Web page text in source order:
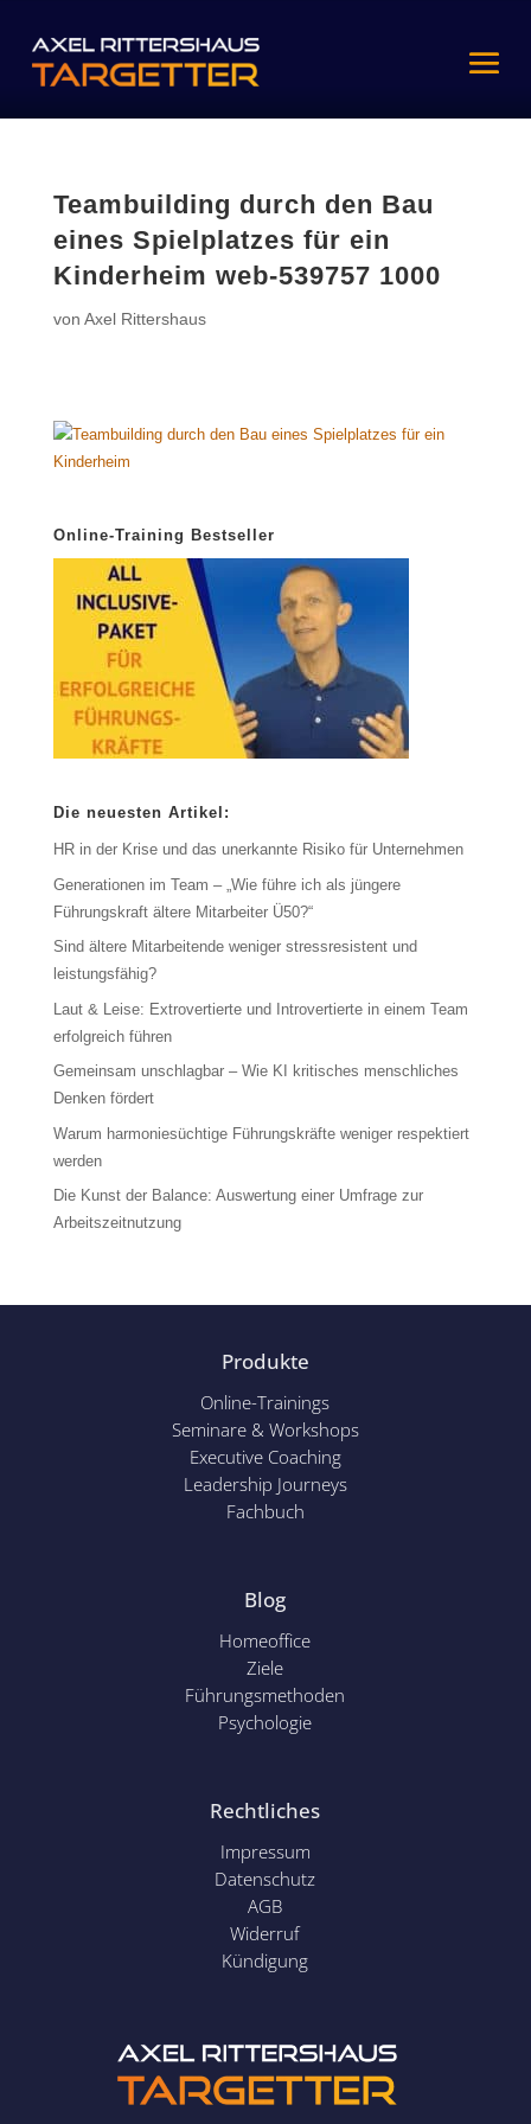
Teambuilding durch den Bau
eines Spielplatzes für ein
Kinderheim web-539757 1000
von Axel Rittershaus
Online-Training Bestseller
Die neuesten Artikel:
HR in der Krise und das unerkannte Risiko für Unternehmen
Generationen im Team – „Wie führe ich als jüngere
Führungskraft ältere Mitarbeiter Ü50?“
Sind ältere Mitarbeitende weniger stressresistent und
leistungsfähig?
Laut & Leise: Extrovertierte und Introvertierte in einem Team
erfolgreich führen
Gemeinsam unschlagbar – Wie KI kritisches menschliches
Denken fördert
Warum harmoniesüchtige Führungskräfte weniger respektiert
werden
Die Kunst der Balance: Auswertung einer Umfrage zur
Arbeitszeitnutzung
Produkte
Online-Trainings
Seminare & Workshops
Executive Coaching
Leadership Journeys
Fachbuch
Blog
Homeoffice
Ziele
Führungsmethoden
Psychologie
Rechtliches
Impressum
Datenschutz
AGB
Widerruf
Kündigung